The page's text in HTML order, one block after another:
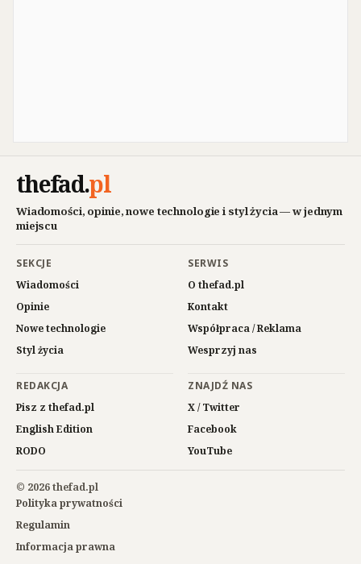
thefad.pl
Wiadomości, opinie, nowe technologie i styl życia — w jednym
miejscu
SEKCJE
Wiadomości
Opinie
Nowe technologie
Styl życia
SERWIS
O thefad.pl
Kontakt
Współpraca / Reklama
Wesprzyj nas
REDAKCJA
Pisz z thefad.pl
English Edition
RODO
ZNAJDŹ NAS
X / Twitter
Facebook
YouTube
© 2026 thefad.pl
Polityka prywatności
Regulamin
Informacja prawna